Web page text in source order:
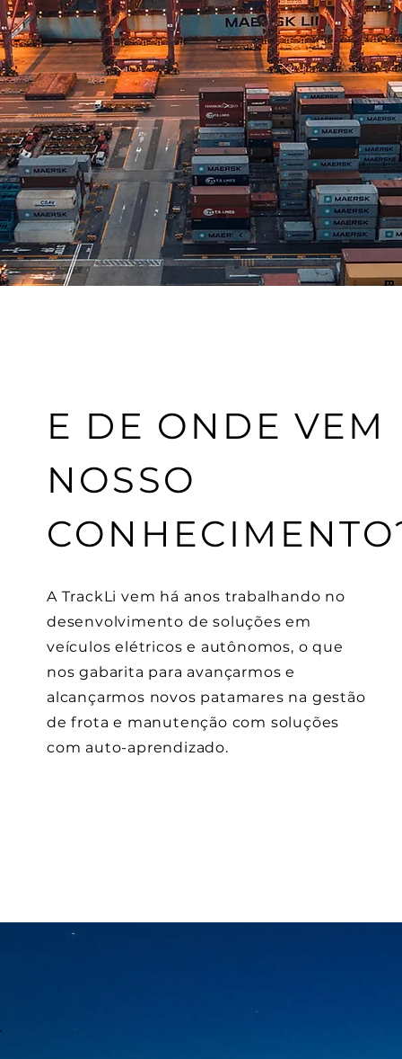
E DE ONDE VEM
NOSSO
A TrackLi vem há anos trabalhando no
desenvolvimento desoluções em
veículos elétricos e autônomos, o que
nos gabarita para avançarmos e
alcançarmos novos patamares na gestão
de frota e manutenção com soluções
com auto-aprendizado.